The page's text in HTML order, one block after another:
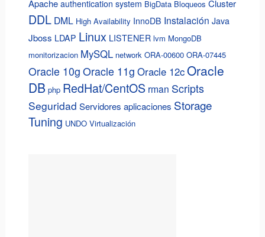
Apache authentication system BigData Bloqueos Cluster
DDL DML High Availability InnoDB Instalación Java
Jboss LDAP Linux LISTENER lvm MongoDB
monitorizacion MySQL network ORA-00600 ORA-07445
Oracle 10g Oracle 11g Oracle 12cOracle
DB php RedHat/CentOS rman Scripts
Seguridad Servidores aplicaciones Storage
Tuning UNDO Virtualización